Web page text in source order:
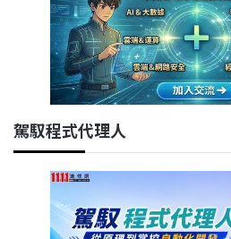
駕馭程式代理人